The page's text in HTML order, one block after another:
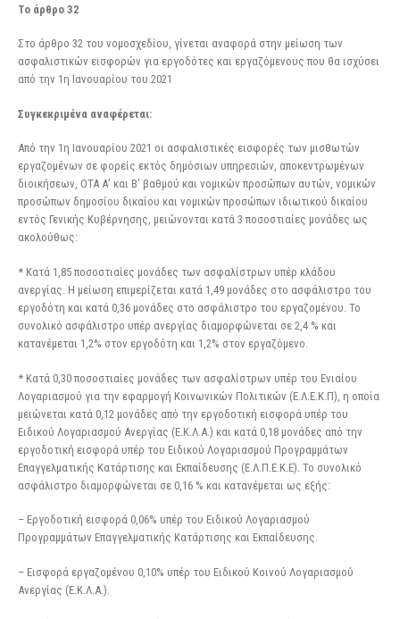
Το άρθρο 32
Στο άρθρο 32 του νομοσχεδίου, γίνεται αναφορά στην μείωση των
ασφαλιστικών εισφορών για εργοδότες και εργαζόμενους που θα ισχύσει
από την 1η Ιανουαρίου του 2021
Συγκεκριμένα αναφέρεται:
Από την 1η Ιανουαρίου 2021 οι ασφαλιστικές εισφορές των μισθωτών
εργαζομένων σε φορείς εκτός δημόσιων υπηρεσιών, αποκεντρωμένων
διοικήσεων, ΟΤΑ Α’ και Β’ βαθμού και νομικών προσώπων αυτών, νομικών
προσώπων δημοσίου δικαίου και νομικών προσώπων ιδιωτικού δικαίου
εντός Γενικής Κυβέρνησης, μειώνονται κατά 3 ποσοστιαίες μονάδες ως
ακολούθως:
* Κατά 1,85 ποσοστιαίες μονάδες των ασφαλίστρων υπέρ κλάδου
ανεργίας. Η μείωση επιμερίζεται κατά 1,49 μονάδες στο ασφάλιστρο του
εργοδότη και κατά 0,36 μονάδες στο ασφάλιστρο του εργαζομένου. Το
συνολικό ασφάλιστρο υπέρ ανεργίας διαμορφώνεται σε 2,4 % και
κατανέμεται 1,2% στον εργοδότη και 1,2% στον εργαζόμενο.
* Κατά 0,30 ποσοστιαίες μονάδες των ασφαλίστρων υπέρ του Ενιαίου
Λογαριασμού για την εφαρμογή Κοινωνικών Πολιτικών (Ε.Λ.Ε.Κ.Π), η οποία
μειώνεται κατά 0,12 μονάδες από την εργοδοτική εισφορά υπέρ του
Ειδικού Λογαριασμού Ανεργίας (Ε.Κ.Λ.Α.) και κατά 0,18 μονάδες από την
εργοδοτική εισφορά υπέρ του Ειδικού Λογαριασμού Προγραμμάτων
Επαγγελματικής Κατάρτισης και Εκπαίδευσης (Ε.Λ.Π.Ε.Κ.Ε). Το συνολικό
ασφάλιστρο διαμορφώνεται σε 0,16 % και κατανέμεται ως εξής:
– Εργοδοτική εισφορά 0,06% υπέρ του Ειδικού Λογαριασμού
Προγραμμάτων Επαγγελματικής Κατάρτισης και Εκπαίδευσης.
– Εισφορά εργαζομένου 0,10% υπέρ του Ειδικού Κοινού Λογαριασμού
Ανεργίας (Ε.Κ.Λ.Α.).